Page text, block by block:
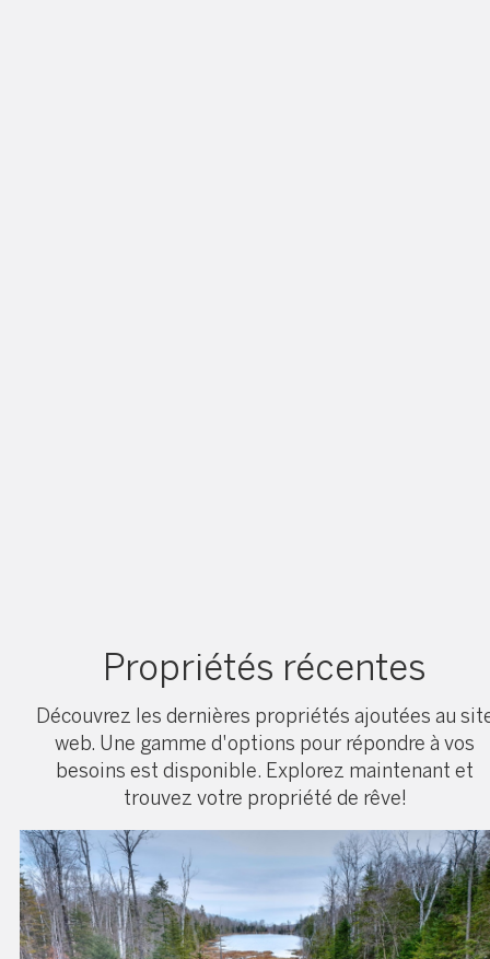
Propriétés récentes
Découvrez les dernières propriétés ajoutées au
web. Une gamme d'options pour répondre à vos
besoins est disponible. Explorez maintenant et
trouvez votre propriété de rêve!